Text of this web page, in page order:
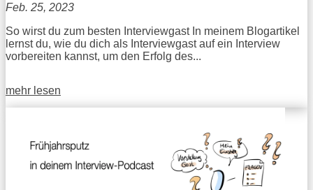
Feb. 25, 2023
So wirst du zum besten Interviewgast In meinem Blogartikel
lernst du, wie du dich als Interviewgast auf ein Interview
vorbereiten kannst, um den Erfolg des...
mehr lesen